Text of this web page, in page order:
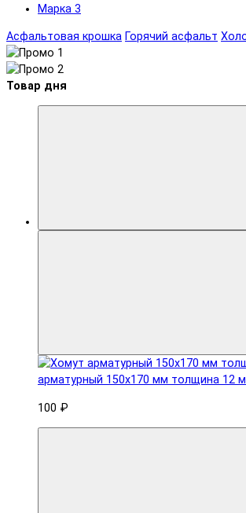
Марка 3
Асфальтовая крошка Горячий асфальт
Товар дня
арматурный 150x170 мм толщина 12
100 ₽